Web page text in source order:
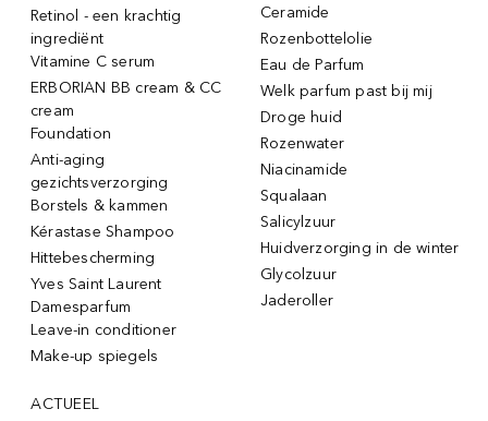
Retinol - een krachtig
ingrediënt
Vitamine C serum
ERBORIAN BB cream & CC
cream
Foundation
Anti-aging
gezichtsverzorging
Borstels & kammen
Kérastase Shampoo
Hittebescherming
Yves Saint Laurent
Damesparfum
Leave-in conditioner
Make-up spiegels
Ceramide
Rozenbottelolie
Eau de Parfum
Welk parfum past bij mij
Droge huid
Rozenwater
Niacinamide
Squalaan
Salicylzuur
Huidverzorging in de winter
Glycolzuur
Jaderoller
ACTUEEL